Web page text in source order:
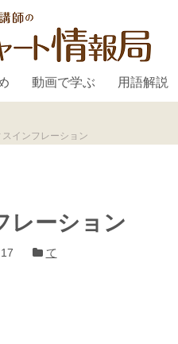
動画で学ぶ 用語解説
インフレーション
レーション
て